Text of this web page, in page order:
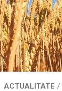
ACTUALITATE